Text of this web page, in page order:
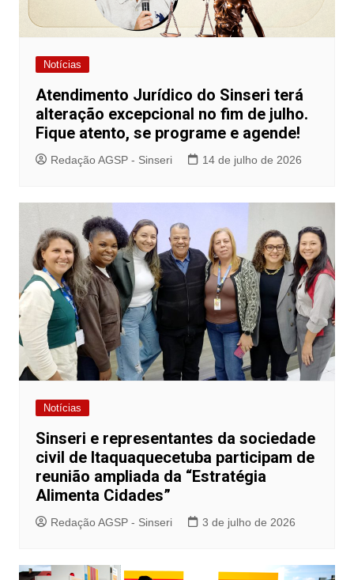
Notícias
Atendimento Jurídico do Sinseri terá
alteração excepcional no fim de julho.
Fique atento, se programe e agende!
Redação AGSP - Sinseri 14 de julho de 2026
Notícias
Sinseri e representantes da sociedade
civil de Itaquaquecetuba participam de
reunião ampliada da “Estratégia
Alimenta Cidades”
Redação AGSP - Sinseri 3 de julho de 2026